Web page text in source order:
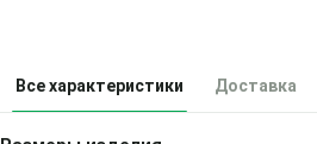
Все характеристики Доставка